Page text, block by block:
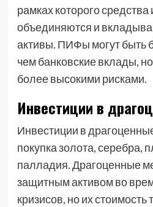
рамках которого средства
объединяются и
активы. ПИФы могут быть
чем банковские вклады,
более высокими рисками.
Инвестиции в
Инвестиции в
покупка золота, серебра,
палладия. Драгоценные
защитным активом во
кризисов, но их стоимость